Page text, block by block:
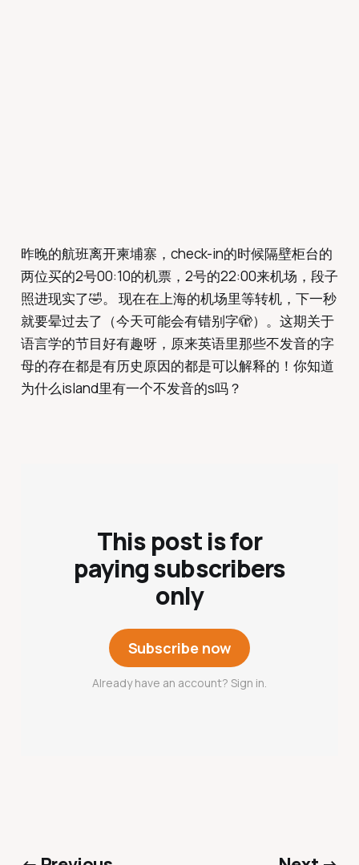
昨晚的航班离开柬埔寨，check-in的时候隔壁柜台的
两位买的2号00:10的机票，2号的22:00来机场，段子
照进现实了🤣。 现在在上海的机场里等转机，下一秒
就要晕过去了（今天可能会有错别字🫣）。这期关于
语言学的节目好有趣呀，原来英语里那些不发音的字
母的存在都是有历史原因的都是可以解释的！你知道
为什么island里有一个不发音的s吗？
This post is for
paying subscribers
only
Subscribe now
Already have an account? Sign in.